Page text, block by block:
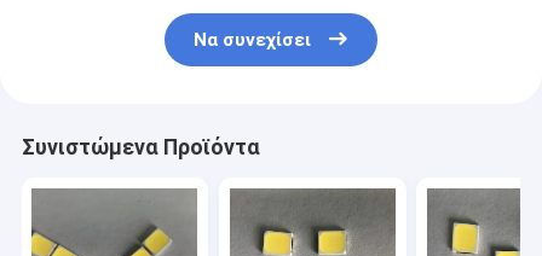
Να συνεχίσει
Συνιστώμενα Προϊόντα